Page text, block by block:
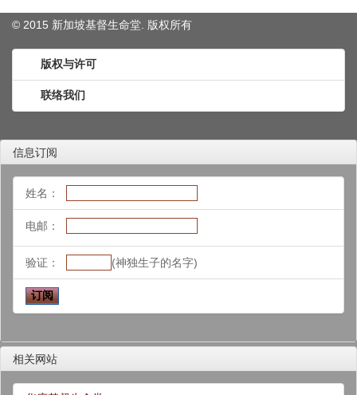
© 2015 新加坡基督生命堂. 版权所有
版权与许可
联络我们
信息订阅
姓名：
电邮：
验证： (神独生子的名字)
相关网站